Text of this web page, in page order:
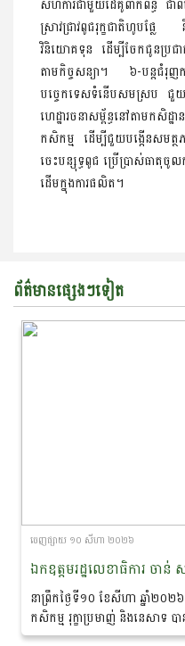
សហការជាមួយដៃគូពាក់ព័ន្ធ ជា
ស្រាវជ្រាវពូជរុក្ខជាតិហូបផ្
វិនិយោគទុន ដើម្បីចែកជូនប្រជា
តាមកិច្ចសន្យា។ ៦-បន្តជំរុញក
បច្ចេកទេសទំនើបសមស្រប
ហេដ្ឋារចនាសម្ព័ន្ធនៅតាមកសិ
កសិកម្ម ដើម្បីជួយបង្កើនសមត្
ចេះបន្សុទ្ធពូជ ប្រើប្រាស់ធាតុចូល
ដើមក្នុងការផលិត។
ព័ត៌មានផ្សេងៗទៀត
ចេញ​ផ្សាយ​ ១០ សីហា ២០២៦
នាព្រឹកថ្ងៃទី១០ ខែសីហា ឆ្នាំ២០២
កសិកម្ម រុក្ខាប្រមាញ់ និងនេសា
អាហារូបករណ៍ក្នុងកម្មវិធីរដ្ឋាភិបា